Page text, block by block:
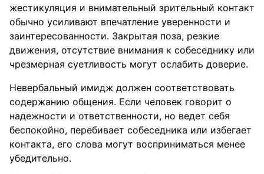
жестикуляция и внимательный зрительный контакт
обычно усиливают впечатление уверенности и
заинтересованности. Закрытая поза, резкие
движения, отсутствие внимания к собеседнику или
чрезмерная суетливость могут ослабить доверие.
Невербальный имидж должен соответствовать
содержанию общения. Если человек говорит о
надежности и ответственности, но ведет себя
беспокойно, перебивает собеседника или избегает
контакта, его слова могут восприниматься менее
убедительно.